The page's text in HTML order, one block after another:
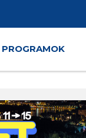
PROGRAMOK